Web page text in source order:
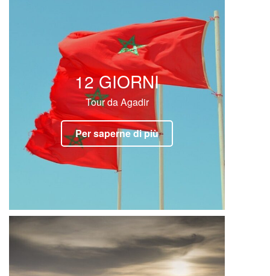
12 GIORNI
Tour da Agadir
Per saperne di più